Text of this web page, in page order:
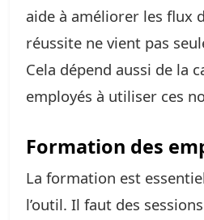
aide à améliorer les flux
réussite ne vient pas
Cela dépend aussi de la
employés à utiliser ces
Formation des
La formation est
l’outil. Il faut des